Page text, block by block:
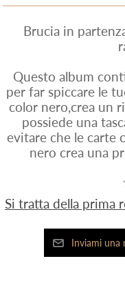
Brucia in
Questo album
per far spiccare le
color nero,crea un
possiede una
evitare che le carte
nero crea una
Si tratta della prima